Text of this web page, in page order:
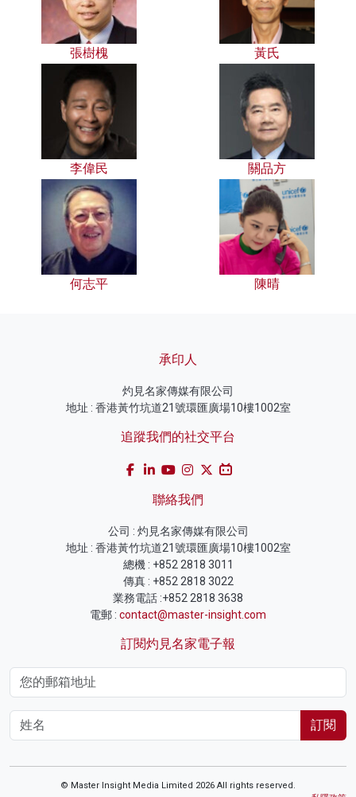
張樹槐 黃氏
李偉民 關品方
何志平 陳晴
承印人
灼見名家傳媒有限公司
地址 : 香港黃竹坑道21號環匯廣場10樓1002室
追蹤我們的社交平台
聯絡我們
公司 : 灼見名家傳媒有限公司
地址 : 香港黃竹坑道21號環匯廣場10樓1002室
總機 : +852 2818 3011
傳真 : +852 2818 3022
業務電話 :+852 2818 3638
電郵 : contact@master-insight.com
訂閱灼見名家電子報
訂閱
© Master Insight Media Limited 2026 All rights reserved.